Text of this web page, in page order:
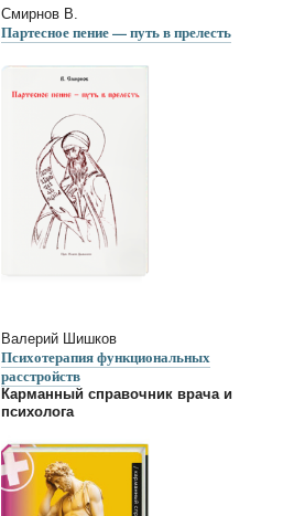
Смирнов В.
Партесное пение — путь в прелесть
Валерий Шишков
Психотерапия функциональных
расстройств
Карманный справочник врача и
психолога